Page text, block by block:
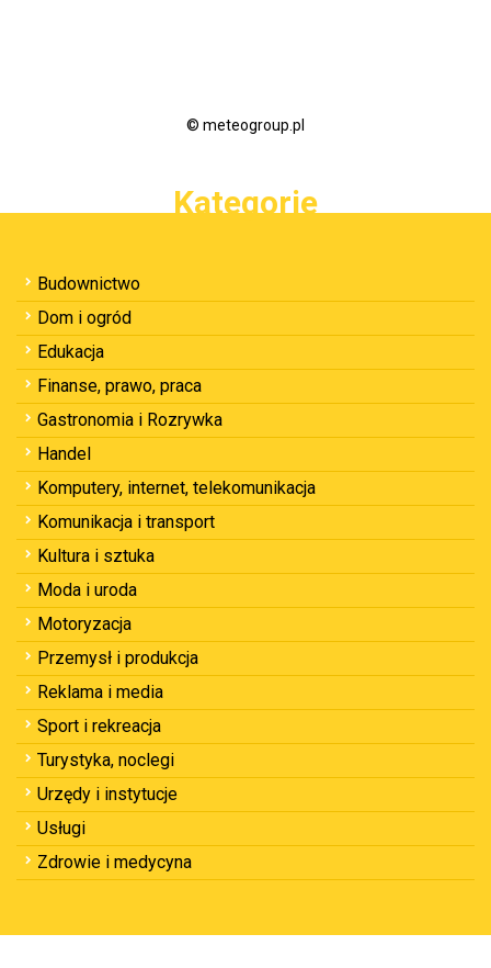
© meteogroup.pl
Kategorie
Budownictwo
Dom i ogród
Edukacja
Finanse, prawo, praca
Gastronomia i Rozrywka
Handel
Komputery, internet, telekomunikacja
Komunikacja i transport
Kultura i sztuka
Moda i uroda
Motoryzacja
Przemysł i produkcja
Reklama i media
Sport i rekreacja
Turystyka, noclegi
Urzędy i instytucje
Usługi
Zdrowie i medycyna